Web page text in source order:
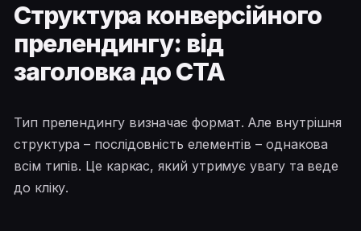
Структура конверсійного
прелендингу: від
заголовка до CTA
Тип прелендингу визначає формат. Але внутрішня
структура – ​​послідовність елементів – однакова
всім типів. Це каркас, який утримує увагу та веде
до кліку.